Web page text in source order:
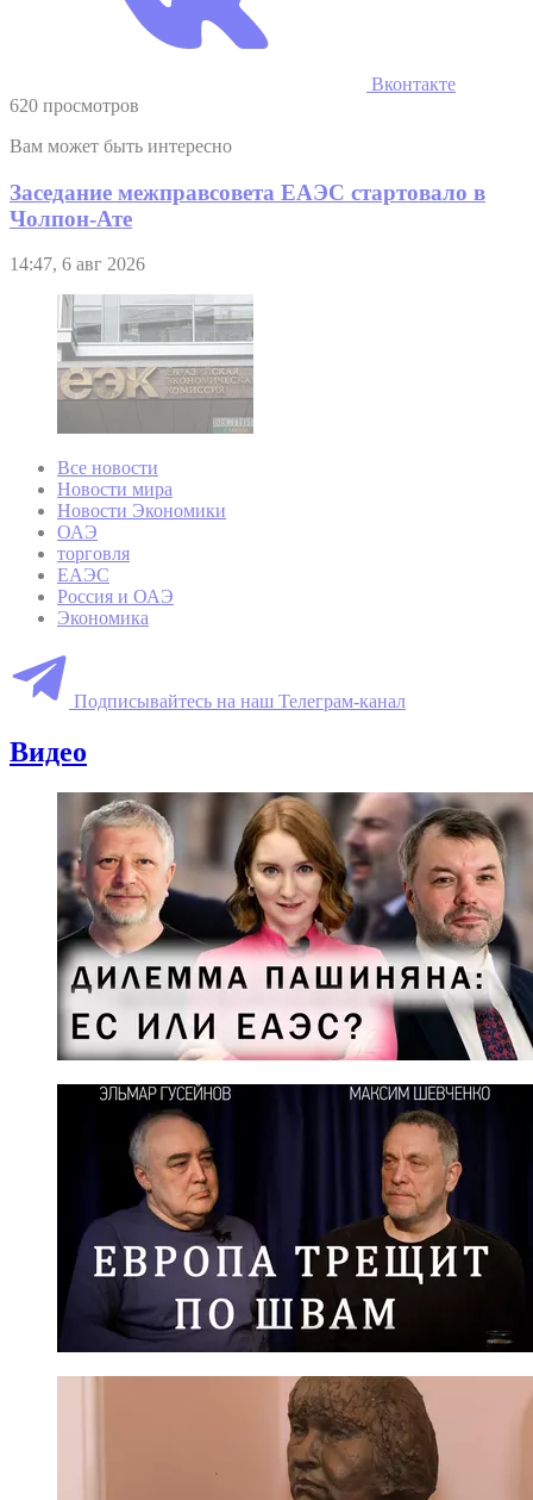
Вконтакте
620 просмотров
Вам может быть интересно
Заседание межправсовета ЕАЭС стартовало в
Чолпон-Ате
14:47, 6 авг 2026
Все новости
Новости мира
Новости Экономики
ОАЭ
торговля
ЕАЭС
Россия и ОАЭ
Экономика
Подписывайтесь на наш Телеграм-канал
Видео